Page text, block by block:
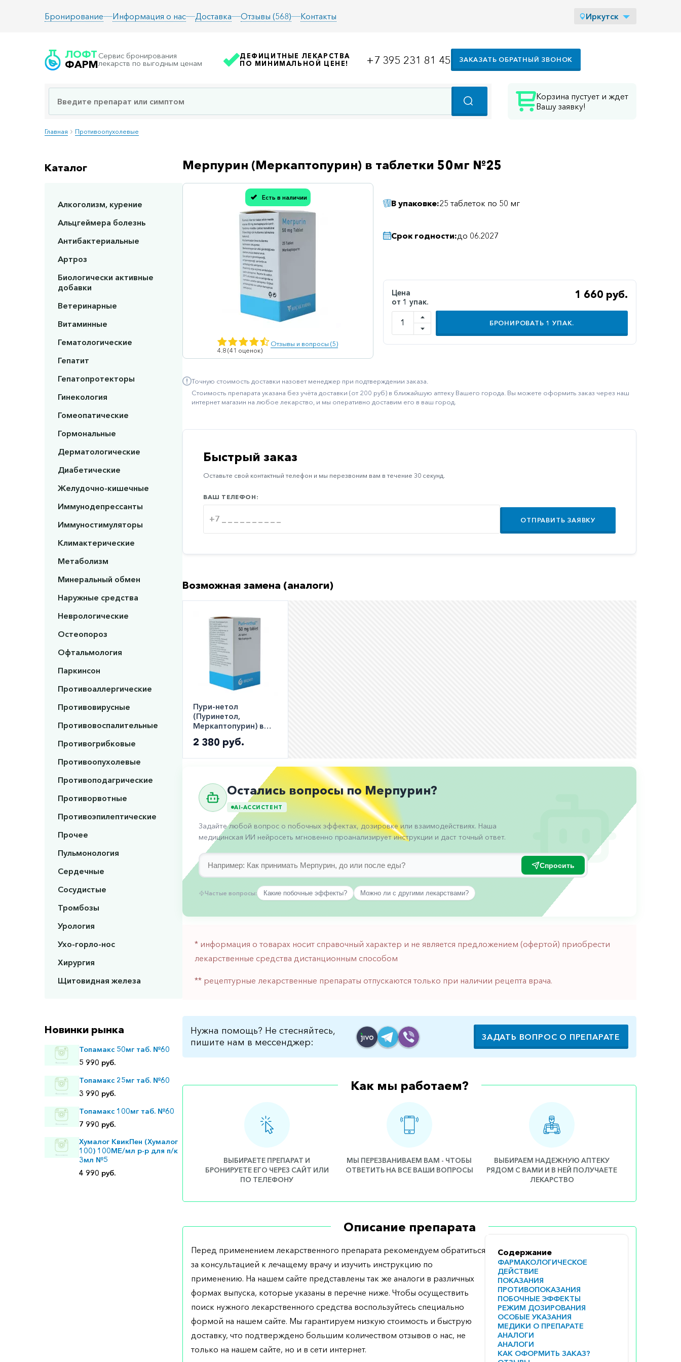
Бронирование Информация о нас Доставка Отзывы (568) Контакты Иркутск
ЛОФТ
ФАРМ
Сервис бронирования
лекарств по выгодным ценам
Корзина пустует и ждет
Вашу заявку!
ДЕФИЦИТНЫЕ ЛЕКАРСТВА
ПО МИНИМАЛЬНОЙ ЦЕНЕ!
+7 395 231 81 45 ЗАКАЗАТЬ ОБРАТНЫЙ ЗВОНОК
Главная Противоопухолевые
Каталог
Алкоголизм, курение
Альцгеймера болезнь
Антибактериальные
Артроз
Биологически активные
добавки
Ветеринарные
Витаминные
Гематологические
Гепатит
Гепатопротекторы
Гинекология
Гомеопатические
Гормональные
Дерматологические
Диабетические
Желудочно-кишечные
Иммунодепрессанты
Иммуностимуляторы
Климактерические
Метаболизм
Минеральный обмен
Наружные средства
Неврологические
Остеопороз
Офтальмология
Паркинсон
Противоаллергические
Противовирусные
Противовоспалительные
Противогрибковые
Противоопухолевые
Противоподагрические
Противорвотные
Противоэпилептические
Прочее
Пульмонология
Сердечные
Сосудистые
Тромбозы
Урология
Ухо-горло-нос
Хирургия
Щитовидная железа
Новинки рынка
Топамакс 50мг таб. №60
5 990 руб.
Топамакс 25мг таб. №60
3 990 руб.
Топамакс 100мг таб. №60
7 990 руб.
Хумалог КвикПен (Хумалог
100) 100МЕ/мл р-р для п/к
3мл №5
4 990 руб.
Мерпурин (Меркаптопурин) в таблетки 50мг №25
Есть в наличии
4.8 (41 оценок)
Отзывы и вопросы (5)
Спасибо, мы учли Вашу оценку! В упаковке:25 таблеток по 50 мг
Срок годности:до 06.2027
Цена
от 1 упак.
1 660 руб.
БРОНИРОВАТЬ 1 УПАК.
Точную стоимость доставки назовет менеджер при подтверждении заказа.
Стоимость препарата указана без учёта доставки (от 200 руб) в ближайшую аптеку Вашего города. Вы можете оформить заказ через наш
интернет магазин на любое лекарство, и мы оперативно доставим его в ваш город.
Быстрый заказ
Оставьте свой контактный телефон и мы перезвоним вам в течение 30 секунд.
ВАШ ТЕЛЕФОН:
ОТПРАВИТЬ ЗАЯВКУ
Возможная замена (аналоги)
Пури-нетол
(Пуринетол,
Меркаптопурин) в
таблетках 50мг N25
2 380 руб.
Остались вопросы по Мерпурин?
AI-АССИСТЕНТ
Задайте любой вопрос о побочных эффектах, дозировке или взаимодействиях. Наша
медицинская ИИ нейросеть мгновенно проанализирует инструкции и даст точный ответ.
Спросить
Частые вопросы: Какие побочные эффекты? Можно ли с другими лекарствами?
* информация о товарах носит справочный характер и не является предложением (офертой) приобрести
лекарственные средства дистанционным способом
** рецептурные лекарственные препараты отпускаются только при наличии рецепта врача.
Нужна помощь? Не стесняйтесь,
пишите нам в мессенджер:
ЗАДАТЬ ВОПРОС О ПРЕПАРАТЕ
Как мы работаем?
ВЫБИРАЕТЕ ПРЕПАРАТ И
БРОНИРУЕТЕ ЕГО ЧЕРЕЗ САЙТ ИЛИ
ПО ТЕЛЕФОНУ
МЫ ПЕРЕЗВАНИВАЕМ ВАМ - ЧТОБЫ
ОТВЕТИТЬ НА ВСЕ ВАШИ ВОПРОСЫ
ВЫБИРАЕМ НАДЕЖНУЮ АПТЕКУ
РЯДОМ С ВАМИ И В НЕЙ ПОЛУЧАЕТЕ
ЛЕКАРСТВО
Описание препарата
Содержание
ФАРМАКОЛОГИЧЕСКОЕ
ДЕЙСТВИЕ
ПОКАЗАНИЯ
ПРОТИВОПОКАЗАНИЯ
ПОБОЧНЫЕ ЭФФЕКТЫ
РЕЖИМ ДОЗИРОВАНИЯ
ОСОБЫЕ УКАЗАНИЯ
МЕДИКИ О ПРЕПАРАТЕ
АНАЛОГИ
АНАЛОГИ
КАК ОФОРМИТЬ ЗАКАЗ?
Перед применением лекарственного препарата рекомендуем обратиться
за консультацией к лечащему врачу и изучить инструкцию по
применению. На нашем сайте представлены так же аналоги в различных
формах выпуска, которые указаны в перечне ниже. Чтобы осуществить
поиск нужного лекарственного средства воспользуйтесь специально
формой на нашем сайте. Мы гарантируем низкую стоимость и быструю
доставку, что подтверждено большим количеством отзывов о нас, не
только на нашем сайте, но и в сети интернет.